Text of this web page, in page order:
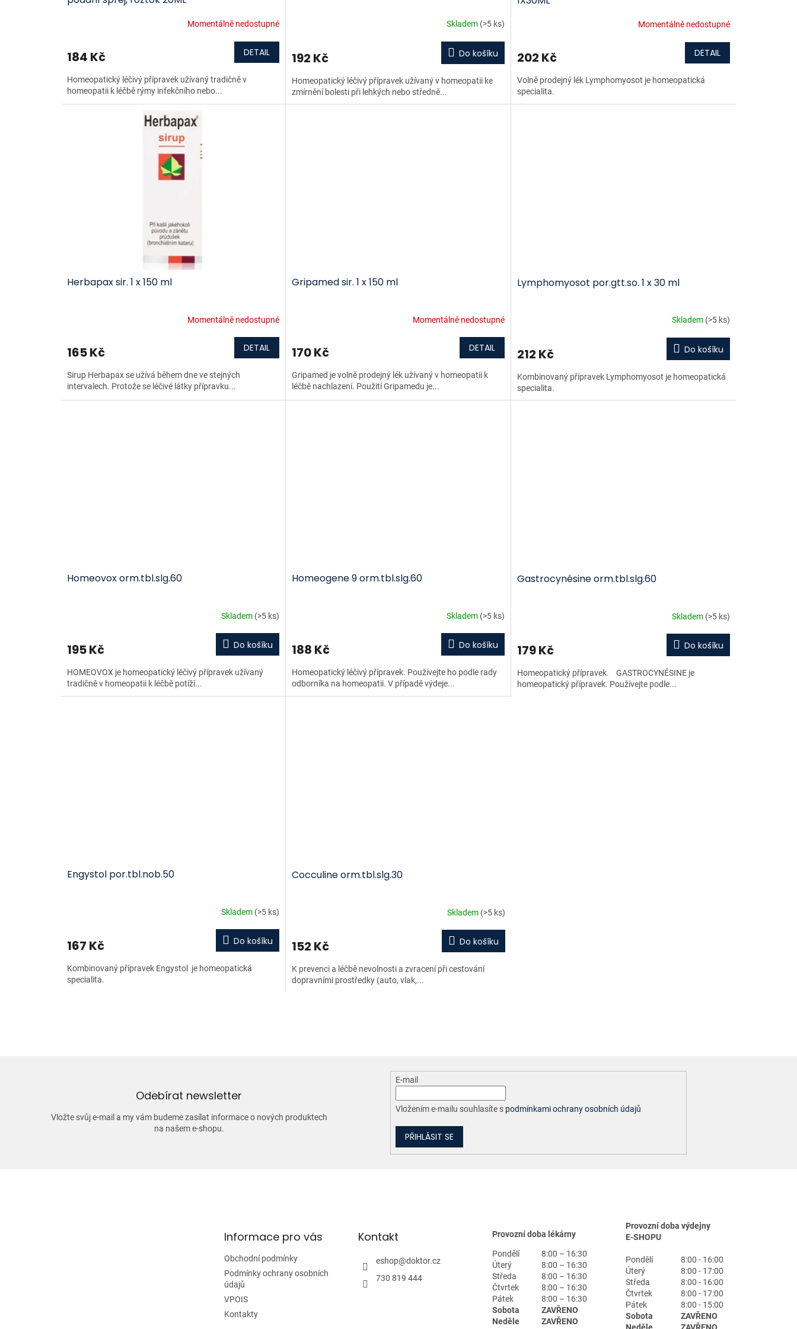
Momentálně nedostupné
184 Kč DETAIL
Homeopatický léčivý přípravek užívaný tradičně v
homeopatii k léčbě rýmy infekčního nebo...
Skladem (>5 ks)
192 Kč Do košíku
Homeopatický léčivý přípravek užívaný v homeopatii ke
zmírnění bolesti při lehkých nebo středně...
Momentálně nedostupné
202 Kč DETAIL
Volně prodejný lék Lymphomyosot je homeopatická
specialita.
Herbapax sir. 1 x 150 ml
Momentálně nedostupné
165 Kč DETAIL
Sirup Herbapax se užívá během dne ve stejných
intervalech. Protože se léčivé látky přípravku...
Gripamed sir. 1 x 150 ml
Momentálně nedostupné
170 Kč DETAIL
Gripamed je volně prodejný lék užívaný v homeopatii k
léčbě nachlazení. Použití Gripamedu je...
Lymphomyosot por.gtt.so. 1 x 30 ml
Skladem (>5 ks)
212 Kč Do košíku
Kombinovaný přípravek Lymphomyosot je homeopatická
specialita.
Homeovox orm.tbl.slg.60
Skladem (>5 ks)
195 Kč Do košíku
HOMEOVOX je homeopatický léčivý přípravek užívaný
tradičně v homeopatii k léčbě potíží...
Homeogene 9 orm.tbl.slg.60
Skladem (>5 ks)
188 Kč Do košíku
Homeopatický léčivý přípravek. Používejte ho podle rady
odborníka na homeopatii. V případě výdeje...
Gastrocynésine orm.tbl.slg.60
Skladem (>5 ks)
179 Kč Do košíku
Homeopatický přípravek. GASTROCYNÉSINE je
homeopatický přípravek. Používejte podle...
Engystol por.tbl.nob.50
Skladem (>5 ks)
167 Kč Do košíku
Kombinovaný přípravek Engystol je homeopatická
specialita.
Cocculine orm.tbl.slg.30
Skladem (>5 ks)
152 Kč Do košíku
K prevenci a léčbě nevolnosti a zvracení při cestování
dopravními prostředky (auto, vlak,...
c
í
p
r
v
Odebírat newsletter
Vložte svůj e-mail a my vám budeme zasílat informace o nových produktech
na našem e-shopu.
E-mail
Vložením e-mailu souhlasíte s podmínkami ochrany osobních údajů
PŘIHLÁSIT SE
Informace pro vás
Obchodní podmínky
Podmínky ochrany osobních
údajů
VPOIS
Kontakty
Kontakt
eshop@doktor.cz
730 819 444
Provozní doba lékárny
Pondělí
8:00 – 16:30
Úterý
8:00 – 16:30
Středa
8:00 – 16:30
Čtvrtek
8:00 – 16:30
Pátek
8:00 – 16:30
Sobota
ZAVŘENO
Neděle
ZAVŘENO
Provozní doba výdejny
E-SHOPU
Pondělí
8:00 - 16:00
Úterý
8:00 - 17:00
Středa
8:00 - 16:00
Čtvrtek
8:00 - 17:00
Pátek
8:00 - 15:00
Sobota
ZAVŘENO
Neděle
ZAVŘENO